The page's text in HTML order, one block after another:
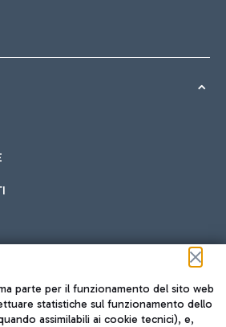
parte per il funzionamento del sito web
statistiche sul funzionamento dello
assimilabili ai cookie tecnici), e,